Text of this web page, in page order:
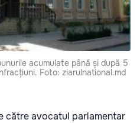
acumulate până și după 5
Foto: ziarulnational.md
către avocatul parlamentar